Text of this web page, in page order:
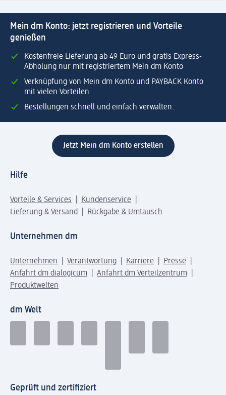
Mein dm Konto: jetzt registrieren und Vorteile
genießen
Kostenfreie Lieferung ab 49 Euro und gratis Express-
Abholung nur mit registriertem Mein dm Konto
Verknüpfung von Mein dm Konto und PAYBACK Konto
mit vielen Vorteilen
Bestellungen schnell und einfach verwalten.
Jetzt Mein dm Konto erstellen
Hilfe
Vorteile & Services
Kundenservice
Lieferung & Versand
Rückgabe & Umtausch
Unternehmen dm
Unternehmen Verantwortung Karriere
Presse
Anfahrt dm dialogicum
Anfahrt dm Verteilzentrum
Produktwelten
dm Welt
Geprüft und zertifiziert